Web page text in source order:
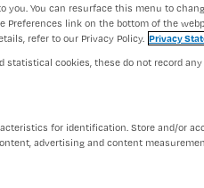
met een focus op Samen
voor u?’ Samen
mei 2023 is ze bijzonder
you. You can resurface this menu to
link on the bottom of the
refer to our Privacy Policy. Privacy
cookies, these do not record
for identification. Store and/or
advertising and content